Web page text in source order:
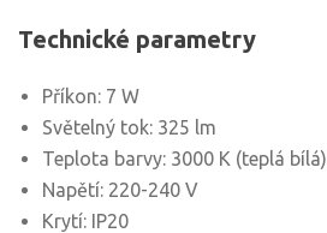
Technické parametry
Příkon: 7 W
Světelný tok: 325 lm
Teplota barvy: 3000 K (teplá bílá)
Napětí: 220-240 V
Krytí: IP20